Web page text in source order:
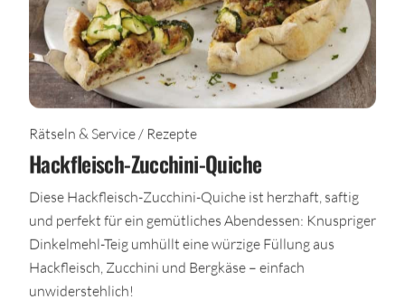
Rätseln & Service / Rezepte
Hackfleisch-Zucchini-Quiche
Diese Hackfleisch-Zucchini-Quiche ist herzhaft, saftig
und perfekt für ein gemütliches Abendessen: Knuspriger
Dinkelmehl-Teig umhüllt eine würzige Füllung aus
Hackfleisch, Zucchini und Bergkäse – einfach
unwiderstehlich!